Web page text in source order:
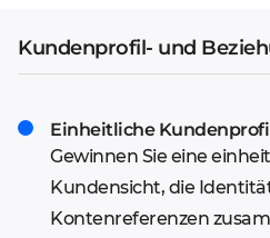
Kundenprofil- und
Einheitliche
Gewinnen Sie eine
Kundensicht, die
Kontenreferenzen